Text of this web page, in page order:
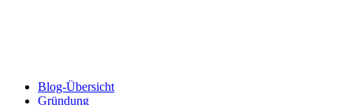
Blog-Übersicht
Gründung